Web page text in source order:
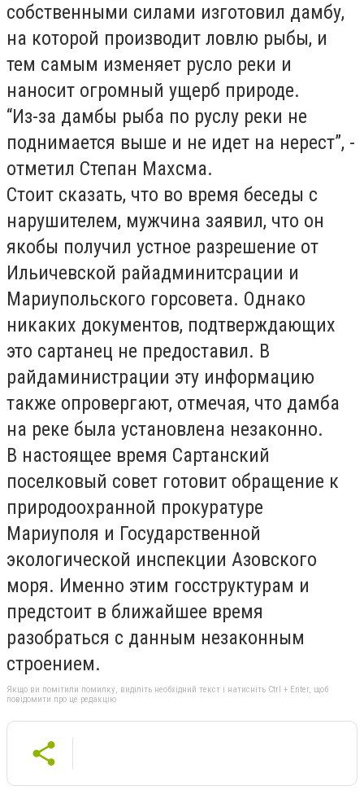
собственными силами изготовил дамбу,
на которой производит ловлю рыбы, и
тем самым изменяет русло реки и
наносит огромный ущерб природе.
“Из-за дамбы рыба по руслу реки не
поднимается выше и не идет на нерест”, -
отметил Степан Махсма.
Стоит сказать, что во время беседы с
нарушителем, мужчина заявил, что он
якобы получил устное разрешение от
Ильичевской райадминитсрации и
Мариупольского горсовета. Однако
никаких документов, подтверждающих
это сартанец не предоставил. В
райдаминистрации эту информацию
также опровергают, отмечая, что дамба
на реке была установлена незаконно.
В настоящее время Сартанский
поселковый совет готовит обращение к
природоохранной прокуратуре
Мариуполя и Государственной
экологической инспекции Азовского
моря. Именно этим госструктурам и
предстоит в ближайшее время
разобраться с данным незаконным
строением.
Якщо ви помітили помилку, виділіть необхідний текст і натисніть Ctrl + Enter, щоб
повідомити про це редакцію